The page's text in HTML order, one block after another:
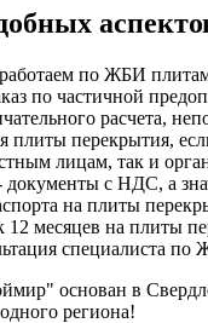
по ЖБИ
по частичной
расчета,
плиты перекрытия,
лицам, так и
документы с НДС, а
на плиты
12 месяцев на плиты
специалиста
основан в
региона!